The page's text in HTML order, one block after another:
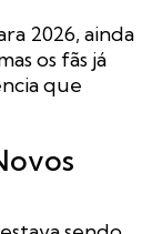
2026, ainda
os fãs já
que